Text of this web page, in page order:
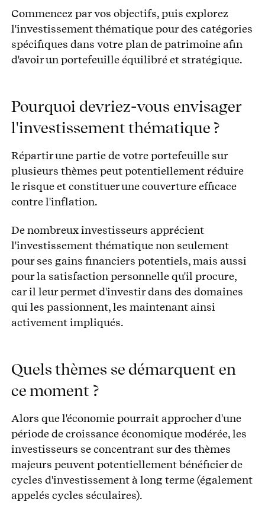
Commencez par vos objectifs, puis explorez
l'investissement thématique pour des catégories
spécifiques dans votre plan de patrimoine afin
d'avoir un portefeuille équilibré et stratégique.
Pourquoi devriez-vous envisager
l'investissement thématique ?
Répartir une partie de votre portefeuille sur
plusieurs thèmes peut potentiellement réduire
le risque et constituer une couverture efficace
contre l'inflation.
De nombreux investisseurs apprécient
l'investissement thématique non seulement
pour ses gains financiers potentiels, mais aussi
pour la satisfaction personnelle qu'il procure,
car il leur permet d'investir dans des domaines
qui les passionnent, les maintenant ainsi
activement impliqués.
Quels thèmes se démarquent en
ce moment ?
Alors que l'économie pourrait approcher d'une
période de croissance économique modérée, les
investisseurs se concentrant sur des thèmes
majeurs peuvent potentiellement bénéficier de
cycles d'investissement à long terme (également
appelés cycles séculaires).